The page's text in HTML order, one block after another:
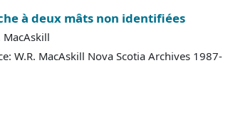
à deux mâts non identifiées
MacAskill
W.R. MacAskill Nova Scotia Archives 1987-